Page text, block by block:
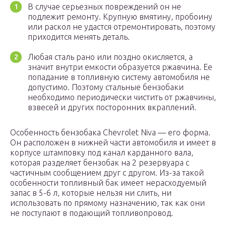
В случае серьезных повреждений он не
подлежит ремонту. Крупную вмятину, пробоину
или раскол не удастся отремонтировать, поэтому
приходится менять деталь.
Любая сталь рано или поздно окисляется, а
значит внутри емкости образуется ржавчина. Ее
попадание в топливную систему автомобиля не
допустимо. Поэтому стальные бензобаки
необходимо периодически чистить от ржавчины,
взвесей и других посторонних вкраплений.
Особенность бензобака Chevrolet Niva — его форма.
Он расположен в нижней части автомобиля и имеет в
корпусе штамповку под канал карданного вала,
которая разделяет бензобак на 2 резервуара с
частичным сообщением друг с другом. Из-за такой
особенности топливный бак имеет нерасходуемый
запас в 5-6 л, которые нельзя ни слить, ни
использовать по прямому назначению, так как они
не поступают в подающий топливопровод.